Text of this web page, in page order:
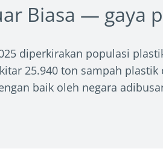
Biasa — gaya
diperkirakan populasi
25.940 ton sampah
baik oleh negara